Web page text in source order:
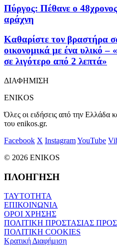
Πύργος: Πέθανε ο 48χρονος
αράχνη
Καθαρίστε τον βραστήρα
οικονομικά με ένα υλικό –
σε λιγότερο από 2 λεπτά»
ΔΙΑΦΗΜΙΣΗ
ENIKOS
Όλες οι ειδήσεις από την Ελλάδα
του enikos.gr.
Facebook X InstagramYouTube
© 2026 ENIKOS
ΠΛΟΗΓΗΣΗ
ΤΑΥΤΟΤΗΤΑ
ΕΠΙΚΟΙΝΩΝΙΑ
ΟΡΟΙ ΧΡΗΣΗΣ
ΠΟΛΙΤΙΚΗ ΠΡΟΣΤΑΣΙΑΣ
ΠΟΛΙΤΙΚΗ COOKIES
Κρατική Διαφήμιση